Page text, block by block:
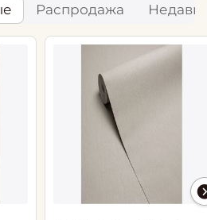
Распродажа